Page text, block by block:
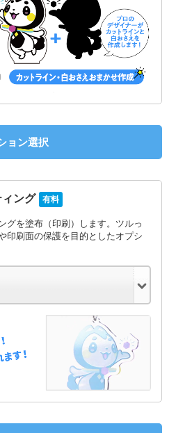
ョン選択
ング 有料
グを塗布（印刷）します。ツルっ
印刷面の保護を目的としたオプシ